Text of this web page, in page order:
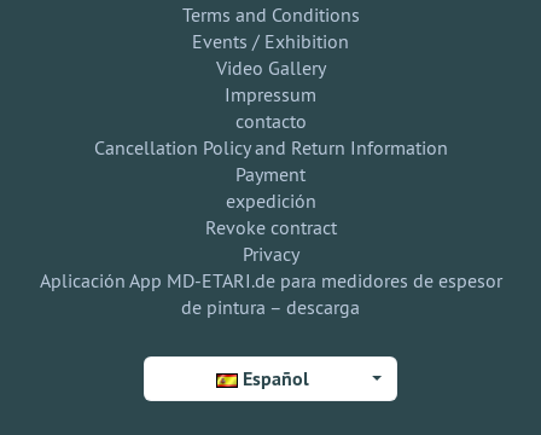
Terms and Conditions
Events / Exhibition
Video Gallery
Impressum
contacto
Cancellation Policy and Return Information
Payment
expedición
Revoke contract
Privacy
Aplicación App MD-ETARI.de para medidores de espesor
de pintura – descarga
Español